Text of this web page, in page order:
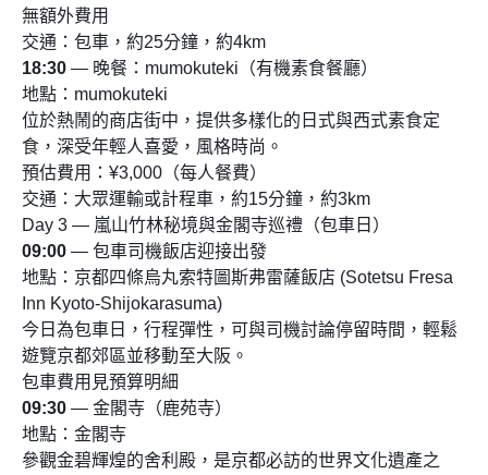
無額外費用
交通：包車，約25分鐘，約4km
18:30 — 晚餐：mumokuteki（有機素食餐廳）
地點：mumokuteki
位於熱鬧的商店街中，提供多樣化的日式與西式素食定
食，深受年輕人喜愛，風格時尚。
預估費用：¥3,000（每人餐費）
交通：大眾運輸或計程車，約15分鐘，約3km
Day 3 — 嵐山竹林秘境與金閣寺巡禮（包車日）
09:00 — 包車司機飯店迎接出發
地點：京都四條烏丸索特圖斯弗雷薩飯店 (Sotetsu Fresa
Inn Kyoto-Shijokarasuma)
今日為包車日，行程彈性，可與司機討論停留時間，輕鬆
遊覽京都郊區並移動至大阪。
包車費用見預算明細
09:30 — 金閣寺（鹿苑寺）
地點：金閣寺
參觀金碧輝煌的舍利殿，是京都必訪的世界文化遺產之